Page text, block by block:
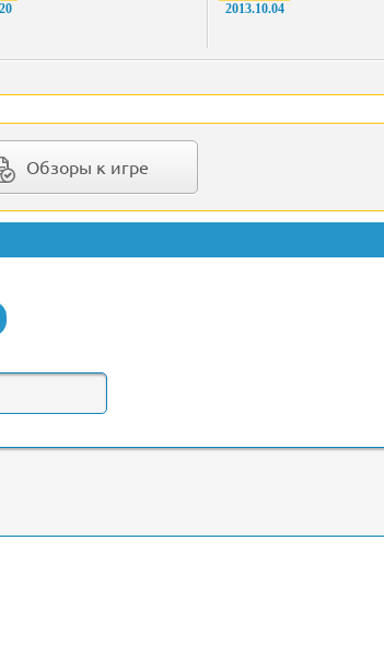
2013.10.04
Обзоры к игре